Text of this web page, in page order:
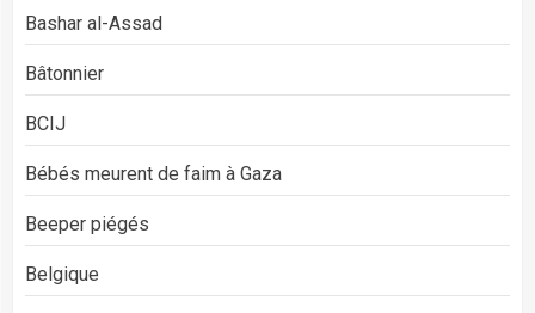
Bashar al-Assad
Bâtonnier
BCIJ
Bébés meurent de faim à Gaza
Beeper piégés
Belgique